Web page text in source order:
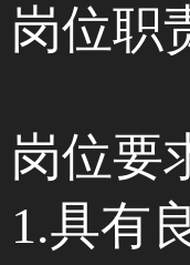
岗位职
岗位要
1.具有